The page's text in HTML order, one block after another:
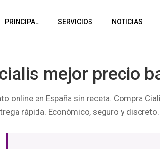
PRINCIPAL SERVICIOS NOTICIAS
mejor precio
online en España sin receta. Compra
rápida. Económico, seguro y discreto.